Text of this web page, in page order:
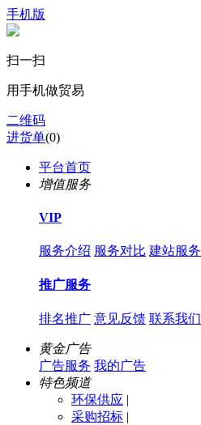
手机版
扫一扫
用手机做贸易
二维码
进货单(0)
平台首页
增值服务
VIP
服务介绍 服务对比 建站服务
推广服务
排名推广 意见反馈 联系我们
黄金广告
广告服务 我的广告
特色频道
环保供应 |
采购招标 |